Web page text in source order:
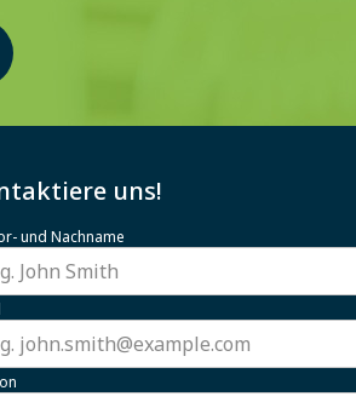
uns!
und Nachname